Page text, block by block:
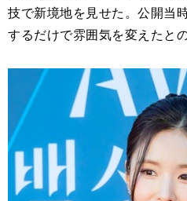
技で新境地を見せた。公開当
するだけで雰囲気を変えたと